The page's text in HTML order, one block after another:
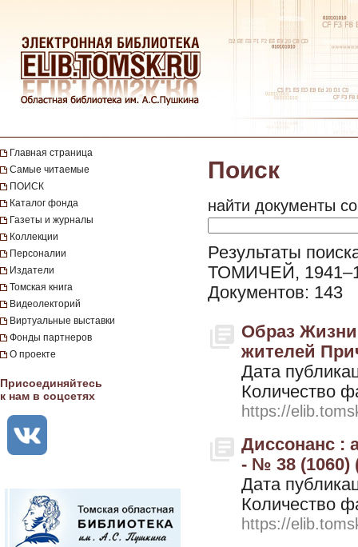
Главная страница
Самые читаемые
ПОИСК
Каталог фонда
Газеты и журналы
Коллекции
Персоналии
Издатели
Томская книга
Видеолекторий
Виртуальные выставки
Фонды партнеров
О проекте
Присоединяйтесь
к нам в соцсетях
Поиск
найти документы
Результаты
ТОМИЧЕЙ,
Документов: 143
Образ
жителей
Дата
Количество
https://
Диссонанс :
- № 38 (1060)
Дата
Количество
https://